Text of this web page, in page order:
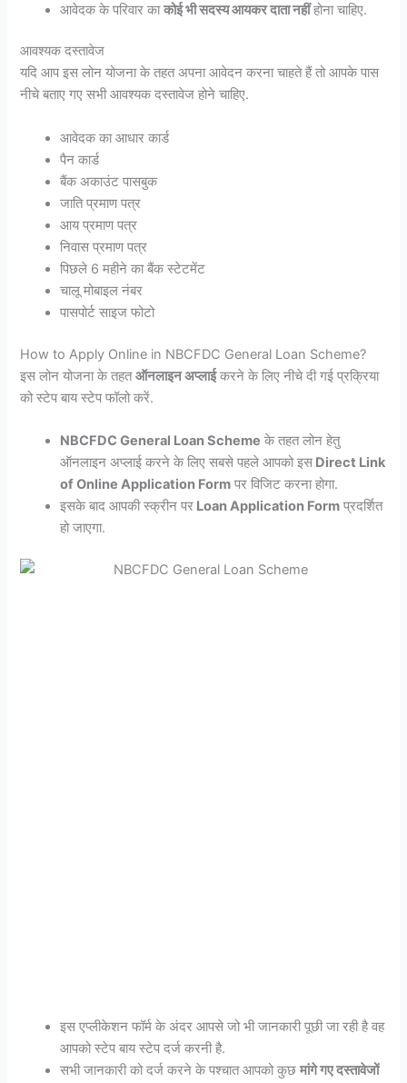
आवेदक के परिवार काकोई भी सदस्य आयकर दाता नहींहोना चाहिए.
आवश्यक दस्तावेज
यदि आप इस लोन योजना के तहत अपना आवेदन करना चाहते हैं तो आपके पास
नीचे बताए गए सभी आवश्यक दस्तावेज होने चाहिए.
आवेदक का आधार कार्ड
पैन कार्ड
बैंक अकाउंट पासबुक
जाति प्रमाण पत्र
आय प्रमाण पत्र
निवास प्रमाण पत्र
पिछले 6 महीने का बैंक स्टेटमेंट
चालू मोबाइल नंबर
पासपोर्ट साइज फोटो
How to Apply Online in NBCFDC General Loan Scheme?
इस लोन योजना के तहतऑनलाइन अप्लाईकरने के लिए नीचे दी गई प्रक्रिया
को स्टेप बाय स्टेप फॉलो करें.
NBCFDC General Loan Scheme के तहत लोन हेतु
ऑनलाइन अप्लाई करने के लिए सबसे पहले आपको इस Direct Link
of Online Application Form पर विजिट करना होगा.
इसके बाद आपकी स्क्रीन पर Loan Application Form प्रदर्शित
हो जाएगा.
इस एप्लीकेशन फॉर्म के अंदर आपसे जो भी जानकारी पूछी जा रही है वह
आपको स्टेप बाय स्टेप दर्ज करनी है.
सभी जानकारी को दर्ज करने के पश्चात आपको कुछमांगे गए दस्तावेजों